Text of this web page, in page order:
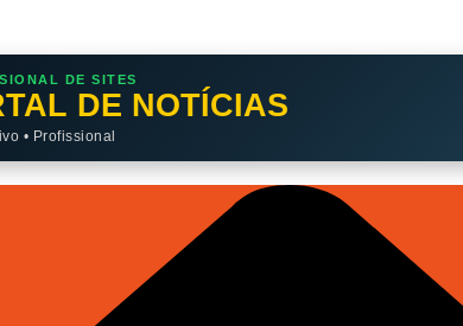
DE SITES
DE NOTÍCIAS
• Profissional